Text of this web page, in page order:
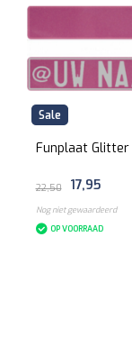
Sale
Funplaat
22,50 17,95
Nog niet gewaardeerd
OP VOORRAAD